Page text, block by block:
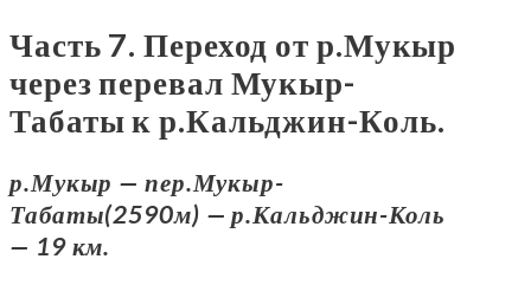
Часть 7. Переход от р.Мукыр
через перевал Мукыр-
Табаты к р.Кальджин-Коль.
р.Мукыр — пер.Мукыр-
Табаты(2590м) — р.Кальджин-Коль
— 19 км.